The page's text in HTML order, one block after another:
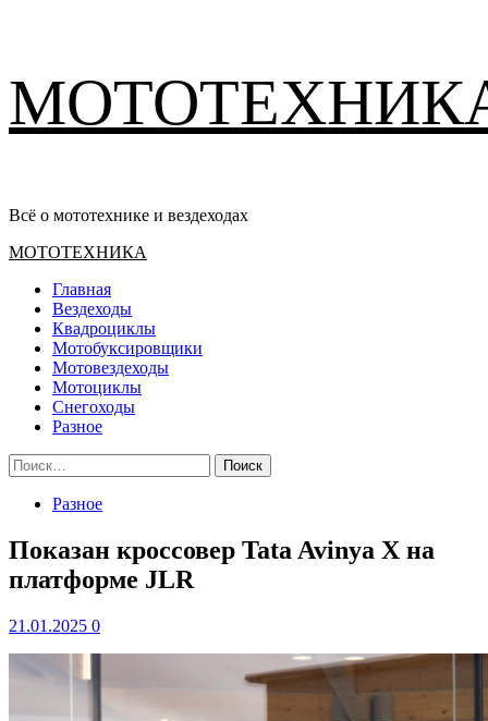
содержимому
Всё о мототехнике и вездеходах
Основное
МОТОТЕХНИКА
Главная
Вездеходы
Квадроциклы
Мотобуксировщики
Мотовездеходы
Мотоциклы
Снегоходы
Разное
Найти:
Разное
Показан кроссовер Tata Avinya X на
платформе JLR
21.01.2025 0